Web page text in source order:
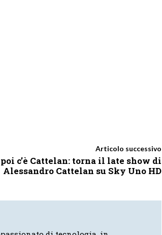
Articolo successivo
poi c’è Cattelan: torna il late show di
Alessandro Cattelan su Sky Uno HD